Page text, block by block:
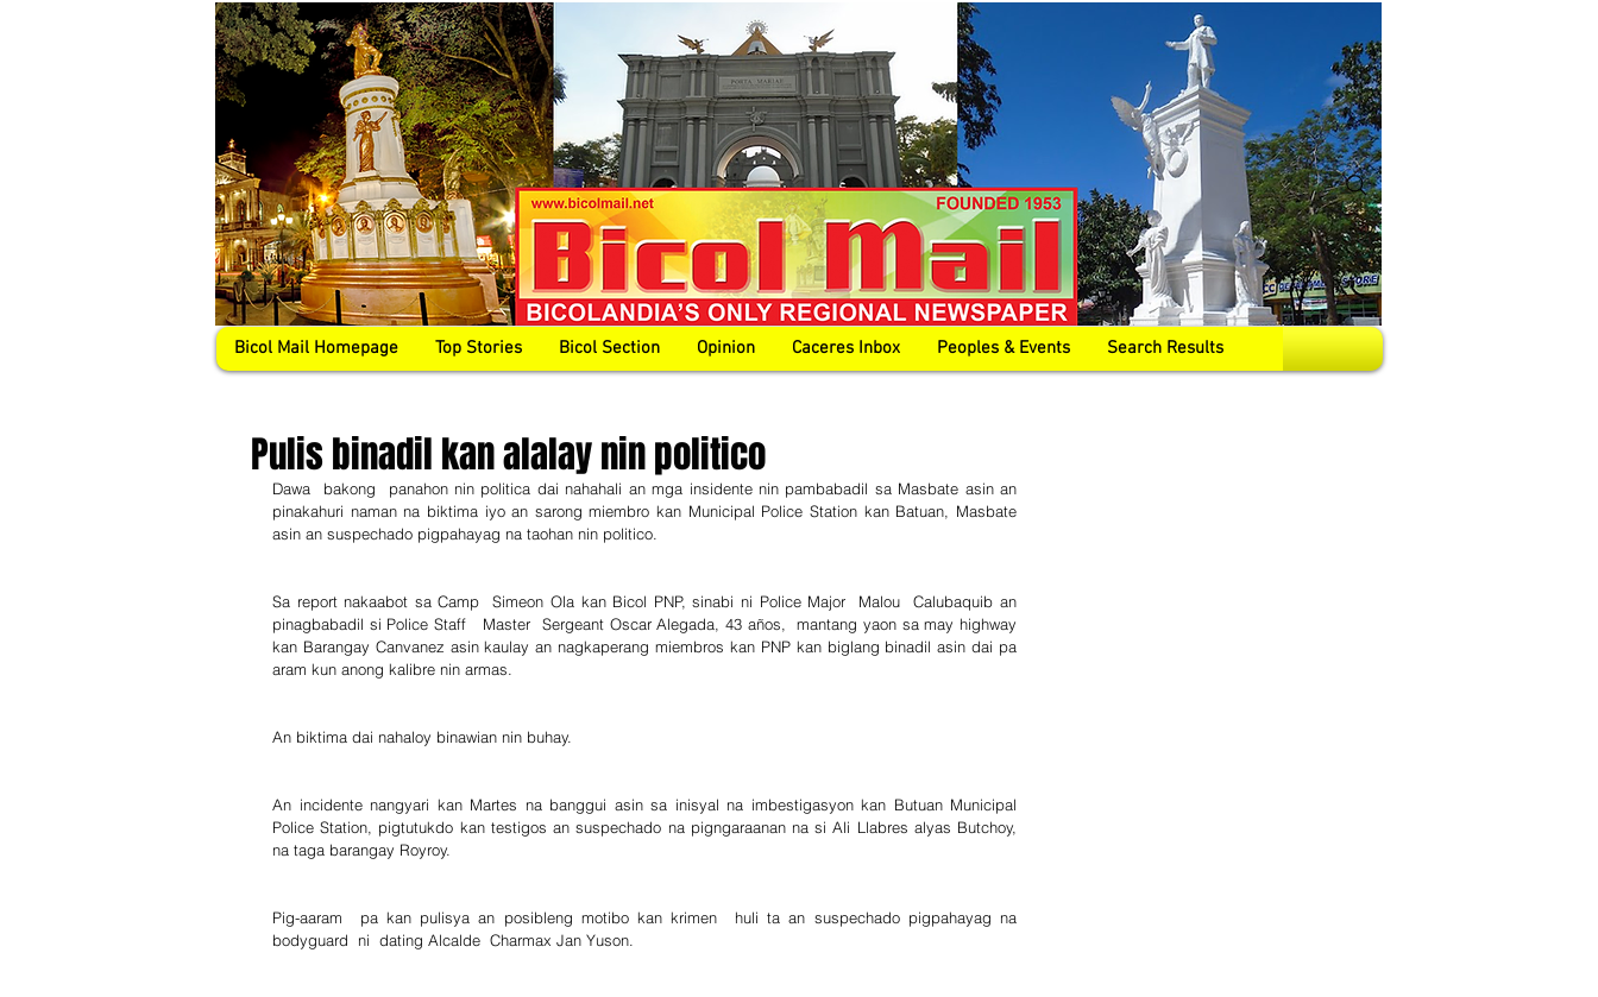
Bicol Mail Homepage Top Stories Bicol Section Opinion Caceres Inbox Peoples & Events Search Results
Pulis binadil kan alalay nin politico
Dawa  bakong  panahon nin politica dai nahahali an mga insidente nin pambabadil sa Masbate asin an
pinakahuri naman na biktima iyo an sarong miembro kan Municipal Police Station kan Batuan, Masbate
asin an suspechado pigpahayag na taohan nin politico.
Sa report nakaabot sa Camp  Simeon Ola kan Bicol PNP, sinabi ni Police Major  Malou  Calubaquib an
pinagbabadil si Police Staff   Master  Sergeant Oscar Alegada, 43 años,  mantang yaon sa may highway
kan Barangay Canvanez asin kaulay an nagkaperang miembros kan PNP kan biglang binadil asin dai pa
aram kun anong kalibre nin armas.
An biktima dai nahaloy binawian nin buhay.
An incidente nangyari kan Martes na banggui asin sa inisyal na imbestigasyon kan Butuan Municipal
Police Station, pigtutukdo kan testigos an suspechado na pigngaraanan na si Ali Llabres alyas Butchoy,
na taga barangay Royroy.
Pig-aaram  pa kan pulisya an posibleng motibo kan krimen  huli ta an suspechado pigpahayag na
bodyguard  ni  dating Alcalde  Charmax Jan Yuson.